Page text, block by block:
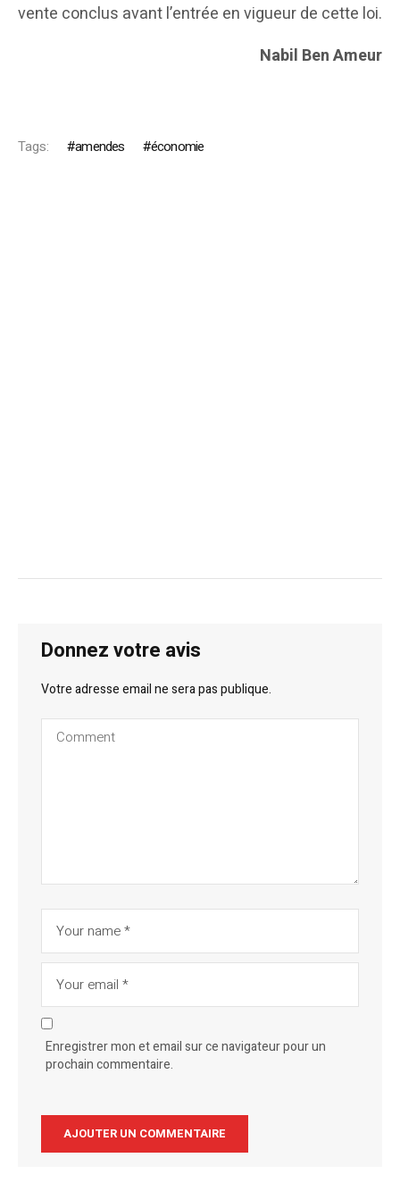
vente conclus avant l’entrée en vigueur de cette loi.
Nabil Ben Ameur
Tags: amendes économie
Donnez votre avis
Votre adresse email ne sera pas publique.
Enregistrer mon et email sur ce navigateur pour un
prochain commentaire.